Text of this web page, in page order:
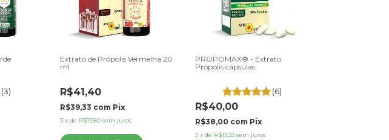
(3)
Extrato de Própolis Vermelha 20
ml
R$41,40
R$39,33 com Pix
3 x de R$13,80 sem juros
PROPOMAX® - Extrato
Própolis cápsulas
(6)
R$40,00
R$38,00 com Pix
3 x de R$13,33 sem juros